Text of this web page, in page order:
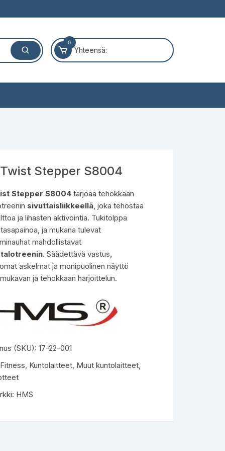
0
Yhteensä:
Stepper S8004
Stepper S8004tarjoaa tehokkaan
sivuttaisliikkeellä, joka tehostaa
ja lihasten aktivointia. Tukitolppa
ja mukana tulevat
mahdollistavat
. Säädettävä vastus,
askelmat ja monipuolinen näyttö
ja tehokkaan harjoittelun.
(SKU): 17-22-001
Fitness, Kuntolaitteet, Muut kuntolaitteet,
HMS